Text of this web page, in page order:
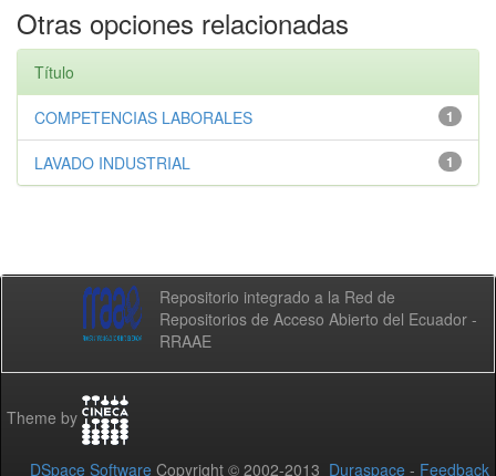
Otras opciones relacionadas
Título
1
COMPETENCIAS LABORALES
1
LAVADO INDUSTRIAL
Repositorio integrado a la Red de
Repositorios de Acceso Abierto del Ecuador -
RRAAE
Theme by
DSpace Software Copyright © 2002-2013 Duraspace - Feedback